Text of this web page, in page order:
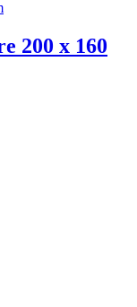
200 x 160